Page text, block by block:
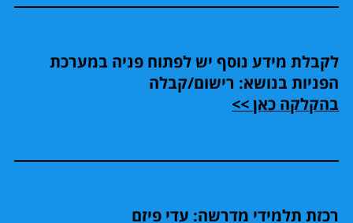
לקבלת מידע נוסף יש לפתוח פניה במערכת
הפניות בנושא: רישום/קבלה
בהקלקה כאן >>
רכזת תלמידי מדרשה: עדי פיזם